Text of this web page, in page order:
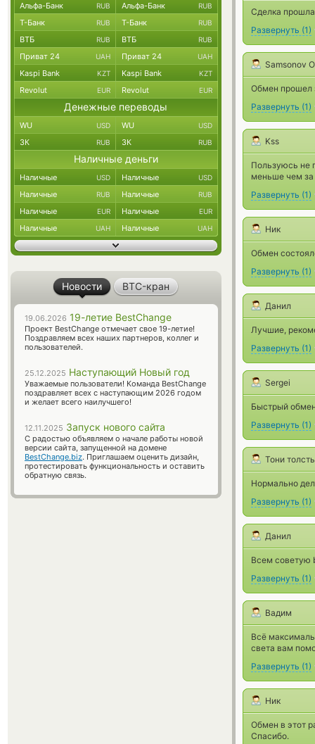
Сделка
Развернуть (1)
Samsonov
Обмен прошел
Развернуть (1)
Kss
Пользуюсь не
меньше чем
Развернуть (1)
Ник
Обмен
Развернуть (1)
Данил
Лучшие,
Развернуть (1)
Sergei
Быстрый
Развернуть (1)
Тони
Нормально
Развернуть (1)
Данил
Всем советую
Развернуть (1)
Вадим
Всё
света вам
Развернуть (1)
Ник
Обмен в этот
Спасибо.
Альфа-Банк RUB Альфа-Банк RUB
Т-Банк RUB Т-Банк RUB
ВТБ RUB ВТБ RUB
Приват 24 UAH Приват 24 UAH
Kaspi Bank KZT Kaspi Bank KZT
Revolut EUR Revolut EUR
Денежные переводы
WU USD WU USD
ЗК RUB ЗК RUB
Наличные деньги
Наличные USD Наличные USD
Наличные RUB Наличные RUB
Наличные EUR Наличные EUR
Наличные UAH Наличные UAH
Новости BTC-кран
19.06.2026 19-летие BestChange
Проект BestChange отмечает свое 19-летие!
Поздравляем всех наших партнеров, коллег и
пользователей.
25.12.2025 Наступающий Новый год
Уважаемые пользователи! Команда BestChange
поздравляет всех с наступающим 2026 годом
и желает всего наилучшего!
12.11.2025 Запуск нового сайта
С радостью объявляем о начале работы новой
версии сайта, запущенной на домене
BestChange.biz. Приглашаем оценить дизайн,
протестировать функциональность и оставить
обратную связь.